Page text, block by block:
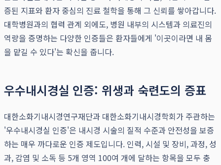
증된 지표와 환자 중심의 진료 철학을 통해 그 신뢰를 쌓아갑니다.
대학병원과의 협력 관계 외에도, 병원 내부의 시스템과 의료진의
역량을 증명하는 다양한 인증들은 환자들에게 '이곳이라면 내 몸
을 맡길 수 있다'는 확신을 줍니다.
우수내시경실 인증: 위생과 숙련도의 증표
대한소화기내시경연구재단과 대한소화기내시경학회가 주관하는
'우수내시경실 인증'은 내시경 시술의 질적 수준과 안전성을 보증
하는 매우 까다로운 인증 제도입니다. 인력, 시설 및 장비, 과정, 성
과, 감염 및 소독 등 5개 영역 100여 개에 달하는 항목을 모두 충